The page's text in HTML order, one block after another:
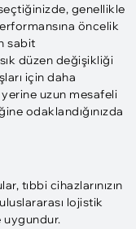
genellikle
öncelik
sabit
düzen değişikliği
için daha
uzun mesafeli
odaklandığınızda
tıbbi cihazlarınızın
lojistik
uygundur.